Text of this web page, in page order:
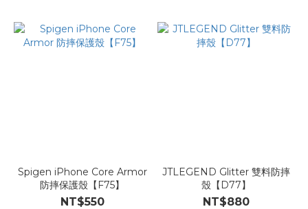
Spigen iPhone Core Armor
防摔保護殼【F75】
NT$550
JTLEGEND Glitter 雙料防摔
殼【D77】
NT$880